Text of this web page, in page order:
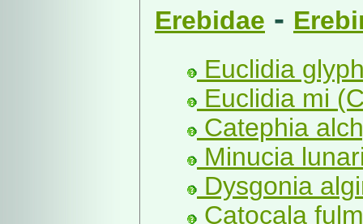
Erebidae -
Euclidia
Euclidia mi
Catephia
Minucia
Dysgonia
Catocala